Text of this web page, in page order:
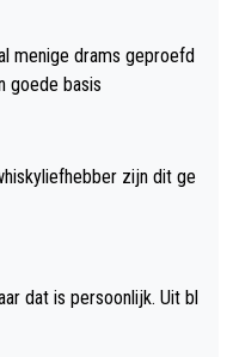
menige drams geproefd
goede basis
zijn dit ge
dat is persoonlijk. Uit bl